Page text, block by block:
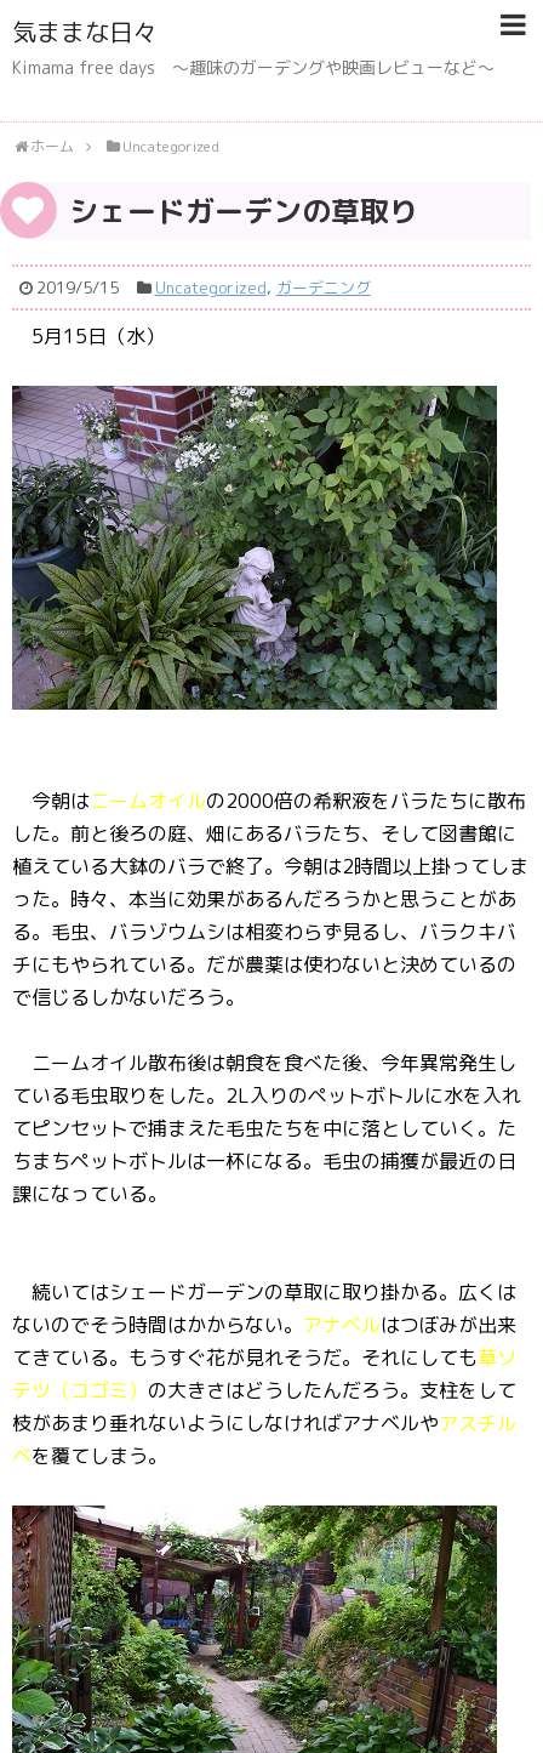
気ままな日々
Kimama free days 〜趣味のガーデングや映画レビューなど〜
ホーム Uncategorized
シェードガーデンの草取り
2019/5/15 Uncategorized, ガーデニング
5月15日（水）
今朝はニームオイルの2000倍の希釈液をバラたちに散布
した。前と後ろの庭、畑にあるバラたち、そして図書館に
植えている大鉢のバラで終了。今朝は2時間以上掛ってしま
った。時々、本当に効果があるんだろうかと思うことがあ
る。毛虫、バラゾウムシは相変わらず見るし、バラクキバ
チにもやられている。だが農薬は使わないと決めているの
で信じるしかないだろう。
ニームオイル散布後は朝食を食べた後、今年異常発生し
ている毛虫取りをした。2L入りのペットボトルに水を入れ
てピンセットで捕まえた毛虫たちを中に落としていく。た
ちまちペットボトルは一杯になる。毛虫の捕獲が最近の日
課になっている。
続いてはシェードガーデンの草取に取り掛かる。広くは
ないのでそう時間はかからない。 アナベルはつぼみが出来
てきている。もうすぐ花が見れそうだ。それにしても草ソ
テツ（コゴミ） の大きさはどうしたんだろう。支柱をして
枝があまり垂れないようにしなければアナベルやアスチル
ベを覆てしまう。